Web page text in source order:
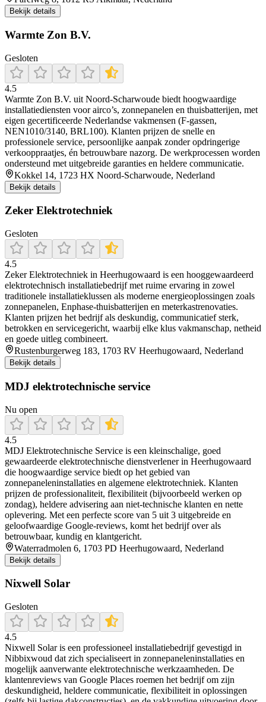
Bekijk details
Warmte Zon B.V.
Gesloten
4.5
Warmte Zon B.V. uit Noord‑Scharwoude biedt hoogwaardige
installatiediensten voor airco’s, zonnepanelen en thuisbatterijen, met
eigen gecertificeerde Nederlandse vakmensen (F-gassen,
NEN1010/3140, BRL100). Klanten prijzen de snelle en
professionele service, persoonlijke aanpak zonder opdringerige
verkooppraatjes, én betrouwbare nazorg. De werkprocessen worden
ondersteund met uitgebreide garanties en heldere communicatie.
Kokkel 14, 1723 HX Noord-Scharwoude, Nederland
Bekijk details
Zeker Elektrotechniek
Gesloten
4.5
Zeker Elektrotechniek in Heerhugowaard is een hooggewaardeerd
elektrotechnisch installatiebedrijf met ruime ervaring in zowel
traditionele installatieklussen als moderne energieoplossingen zoals
zonnepanelen, Enphase-thuisbatterijen en meterkastrenovaties.
Klanten prijzen het bedrijf als deskundig, communicatief sterk,
betrokken en servicegericht, waarbij elke klus vakmanschap, netheid
en goede uitleg combineert.
Rustenburgerweg 183, 1703 RV Heerhugowaard, Nederland
Bekijk details
MDJ elektrotechnische service
Nu open
4.5
MDJ Elektrotechnische Service is een kleinschalige, goed
gewaardeerde elektrotechnische dienstverlener in Heerhugowaard
die hoogwaardige service biedt op het gebied van
zonnepaneleninstallaties en algemene elektrotechniek. Klanten
prijzen de professionaliteit, flexibiliteit (bijvoorbeeld werken op
zondag), heldere advisering aan niet-technische klanten en nette
oplevering. Met een perfecte score van 5 uit 3 uitgebreide en
geloofwaardige Google-reviews, komt het bedrijf over als
betrouwbaar, kundig en klantgericht.
Waterradmolen 6, 1703 PD Heerhugowaard, Nederland
Bekijk details
Nixwell Solar
Gesloten
4.5
Nixwell Solar is een professioneel installatiebedrijf gevestigd in
Nibbixwoud dat zich specialiseert in zonnepaneleninstallaties en
mogelijk aanverwante elektrotechnische werkzaamheden. De
klantenreviews van Google Places roemen het bedrijf om zijn
deskundigheid, heldere communicatie, flexibiliteit in oplossingen